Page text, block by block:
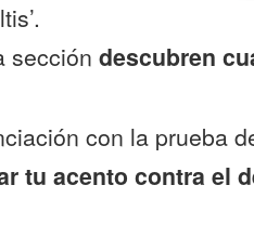
sección descubren
con la prueba
tu acento contra el